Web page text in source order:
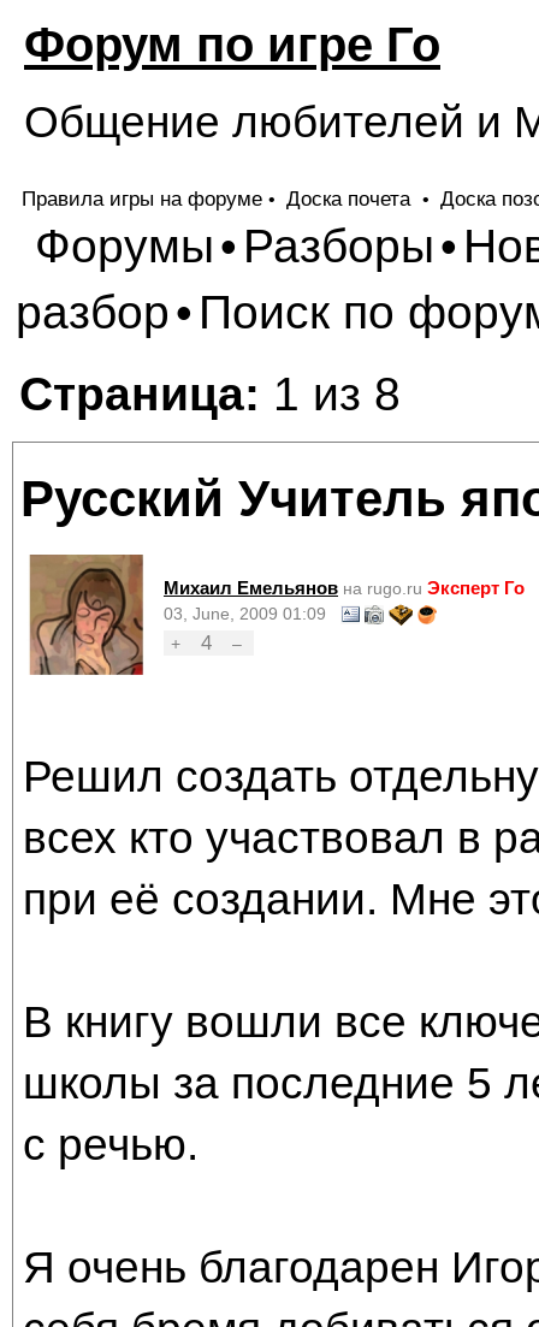
Форум по игре Го
Общение любителей и
Правила игры на форуме • Доска почета • Доска
Форумы• Разборы•
разбор• Поиск по
Страница: 1 из 8
Русский Учитель
Михаил Емельянов на rugo.ru Эксперт Го
03, June, 2009 01:09
+
4 –
Решил создать
всех кто участвовал в
при её создании. Мне
В книгу вошли все
школы за последние 5
с речью.
Я очень благодарен